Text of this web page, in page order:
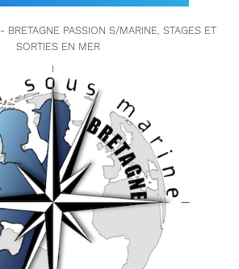
- BRETAGNE PASSION S/MARINE, STAGES ET
SORTIES EN MER